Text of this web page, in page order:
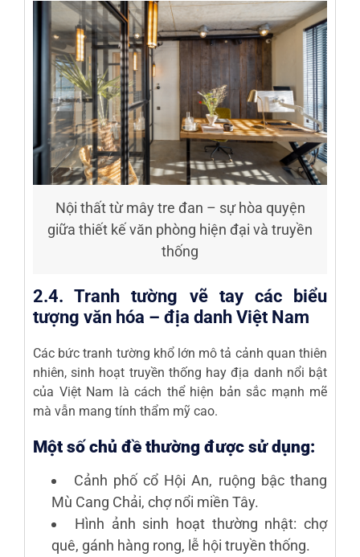
Nội thất từ mây tre đan – sự hòa quyện
giữa thiết kế văn phòng hiện đại và truyền
thống
2.4. Tranh tường vẽ tay các biểu
tượng văn hóa – địa danh Việt Nam
Các bức tranh tường khổ lớn mô tả cảnh quan thiên
nhiên, sinh hoạt truyền thống hay địa danh nổi bật
của Việt Nam là cách thể hiện bản sắc mạnh mẽ
mà vẫn mang tính thẩm mỹ cao.
Một số chủ đề thường được sử dụng:
Cảnh phố cổ Hội An, ruộng bậc thang
Mù Cang Chải, chợ nổi miền Tây.
Hình ảnh sinh hoạt thường nhật: chợ
quê, gánh hàng rong, lễ hội truyền thống.